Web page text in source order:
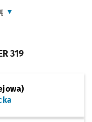
319